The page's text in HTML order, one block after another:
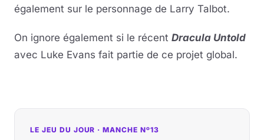
également sur le personnage de Larry Talbot.
On ignore également si le récent Dracula Untold
avec Luke Evans fait partie de ce projet global.
LE JEU DU JOUR · MANCHE Nº13